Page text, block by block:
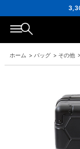
ポイン
会員の方にはお
16,000円(税
ホーム > バッグ > その他 >